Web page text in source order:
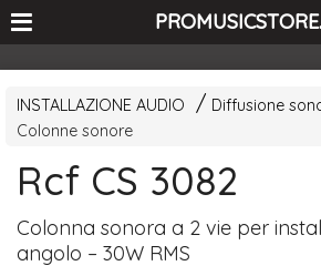
<-- Curio's GSC -->
INSTALLAZIONE AUDIO
Diffusione
Colonne sonore
Rcf CS 3082
Colonna sonora a 2 vie per
angolo – 30W RMS